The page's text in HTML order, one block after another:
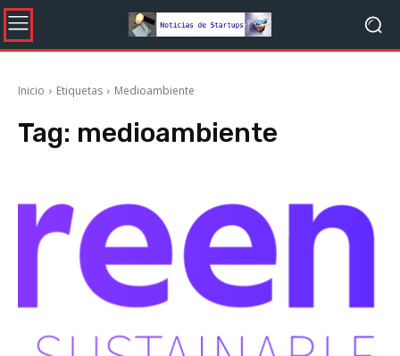
Inicio Etiquetas Medioambiente
Tag: medioambiente